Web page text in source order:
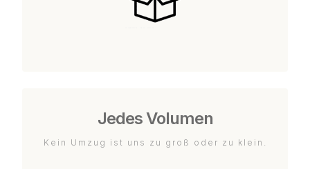
Jedes Volumen
Kein Umzug ist uns zu groß oder zu klein.